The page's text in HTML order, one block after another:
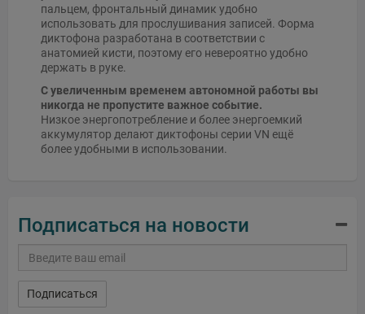
пальцем, фронтальный динамик удобно
использовать для прослушивания записей. Форма
диктофона разработана в соответствии с
анатомией кисти, поэтому его невероятно удобно
держать в руке.
С увеличенным временем автономной работы вы
никогда не пропустите важное событие.
Низкое энергопотребление и более энергоемкий
аккумулятор делают диктофоны серии VN ещё
более удобными в использовании.
Подписаться на новости
Подписаться